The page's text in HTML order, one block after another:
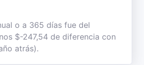
o a 365 días fue del
$-247,54 de diferencia con
atrás).